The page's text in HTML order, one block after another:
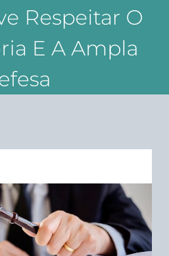
Respeitar O
E A Ampla